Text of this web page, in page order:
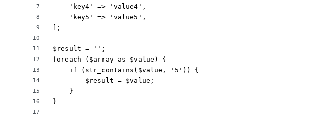
7
8
9
10
11
12
13
14
15
16
17
    'key4' => 'value4',
    'key5' => 'value5',
];
$result = '';
foreach ($array as $value) {
    if (str_contains($value, '5')) {
        $result = $value;
    }
}